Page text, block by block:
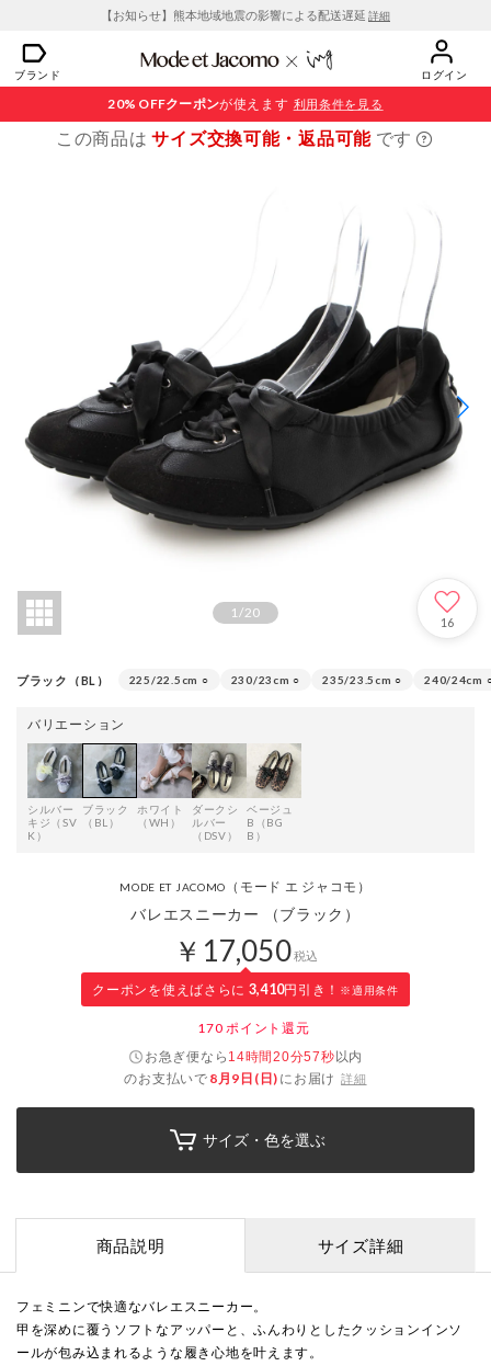
【お知らせ】熊本地域地震の影響による配送遅延 詳細
ブランド ログイン
20% OFFクーポンが使えます 利用条件を見る
この商品はサイズ交換可能・返品可能 です
1/20
16
ブラック（BL） 225/22.5cm ○ 230/23cm ○ 235/23.5cm ○ 240/24cm
バリエーション
シルバー
キジ（SV
K）
ブラック
（BL）
ホワイト
（WH）
ダークシ
ルバー
（DSV）
ベージュ
B（BG
B）
MODE ET JACOMO （モード エ ジャコモ）
バレエスニーカー （ブラック）
￥17,050税込
クーポンを使えばさらに 3,410円引き！ ※適用条件
170 ポイント還元
お急ぎ便なら 14時間20分57秒以内
のお支払いで 8月9日(日) にお届け 詳細
サイズ・色を選ぶ
商品説明 サイズ詳細
フェミニンで快適なバレエスニーカー。
甲を深めに覆うソフトなアッパーと、ふんわりとしたクッションインソ
ールが包み込まれるような履き心地を叶えます。